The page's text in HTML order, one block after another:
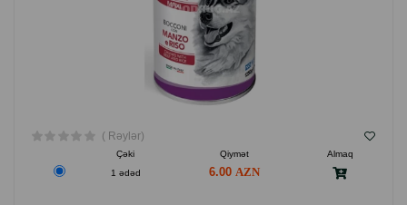
( Rəylər)
Çəki Qiymət
Almaq
1 ədəd
6.00